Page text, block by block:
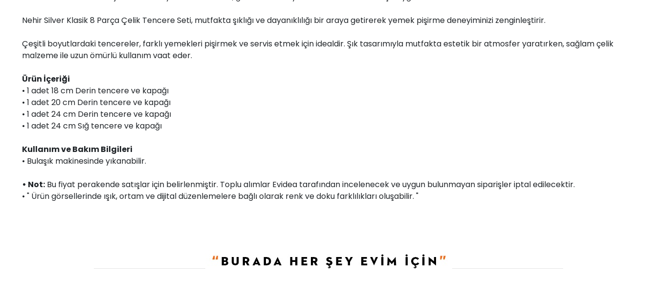
Nehir Silver Klasik 8 Parça Çelik Tencere Seti, mutfakta şıklığı ve dayanıklılığı bir araya getirerek yemek pişirme deneyiminizi zenginleştirir.
Çeşitli boyutlardaki tencereler, farklı yemekleri pişirmek ve servis etmek için idealdir. Şık tasarımıyla mutfakta estetik bir atmosfer yaratırken, sağlam çelik
malzeme ile uzun ömürlü kullanım vaat eder.
Ürün İçeriği
• 1 adet 18 cm Derin tencere ve kapağı
• 1 adet 20 cm Derin tencere ve kapağı
• 1 adet 24 cm Derin tencere ve kapağı
• 1 adet 24 cm Sığ tencere ve kapağı
Kullanım ve Bakım Bilgileri
• Bulaşık makinesinde yıkanabilir.
• Not: Bu fiyat perakende satışlar için belirlenmiştir. Toplu alımlar Evidea tarafından incelenecek ve uygun bulunmayan siparişler iptal edilecektir.
• " Ürün görsellerinde ışık, ortam ve dijital düzenlemelere bağlı olarak renk ve doku farklılıkları oluşabilir. "